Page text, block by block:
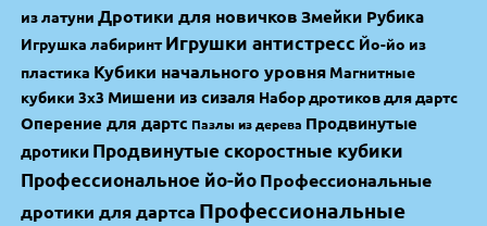
из латуни Дротики для новичков Змейки Рубика
Игрушка лабиринт Игрушки антистресс Йо-йо из
пластика Кубики начального уровня Магнитные
кубики 3х3 Мишени из сизаля Набор дротиков для дартс
Оперение для дартс Пазлы из дерева Продвинутые
дротики Продвинутые скоростные кубики
Профессиональное йо-йоПрофессиональные
дротики для дартса Профессиональные